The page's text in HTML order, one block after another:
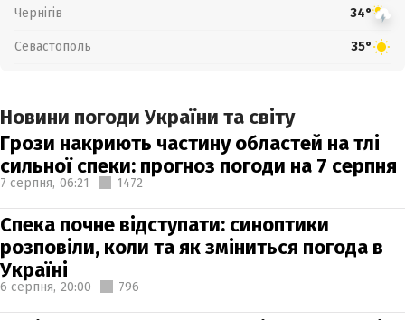
Чернігів 34°
Севастополь 35°
Новини погоди України та світу
Грози накриють частину областей на тлі
сильної спеки: прогноз погоди на 7 серпня
7 серпня, 06:21 1472
Спека почне відступати: синоптики
розповіли, коли та як зміниться погода в
Україні
6 серпня, 20:00 796